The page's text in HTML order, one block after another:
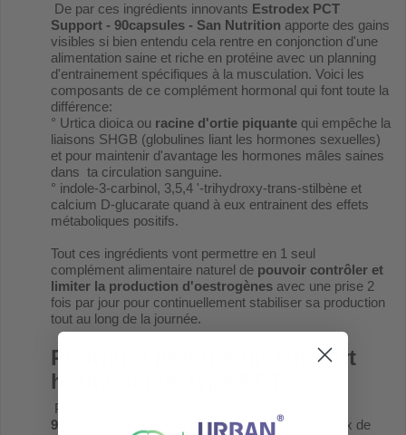
De par ces ingrédients innovants Estrodex PCT
Support - 90capsules - San Nutrition apporte des gains
visibles si bien entendu cela rentre en conjonction d'une
alimentation saine et riche en protéine avec un planning
d'entrainement spécifiques à la musculation. Voici les
composants de ce complément hormonal qui font toute la
différence:
° Urtica dioica ou racine d'ortie piquante qui empêche la
liaisons SHGB (globulines liant les hormones sexuelles)
et pour maintenir d'avantage les hormones mâles saines
dans ta circulation sanguine.
° indole-3-carbinol, 3,5,4 '-trihydroxy-trans-stilbène et
calcium D-glucarate quand à eux entrainent des effets
métaboliques positifs.
Tout ces ingrédients vont permettre en 1 seul
complément alimentaire naturel de pouvoir contrôler et
limiter la production d'oestrogènes avec une prise 2
fois par jour pour continuellement stabiliser sa production
tout au long de la journée.
Pourquoi prendre un support
hormonal de type PCT?
Parce-que la prise
90capsules - San Nutritionva augmenter les taux de